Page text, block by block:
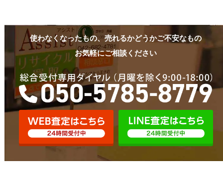
使わなくなったもの、売れるかどうかご不安なもの
お気軽にご相談ください